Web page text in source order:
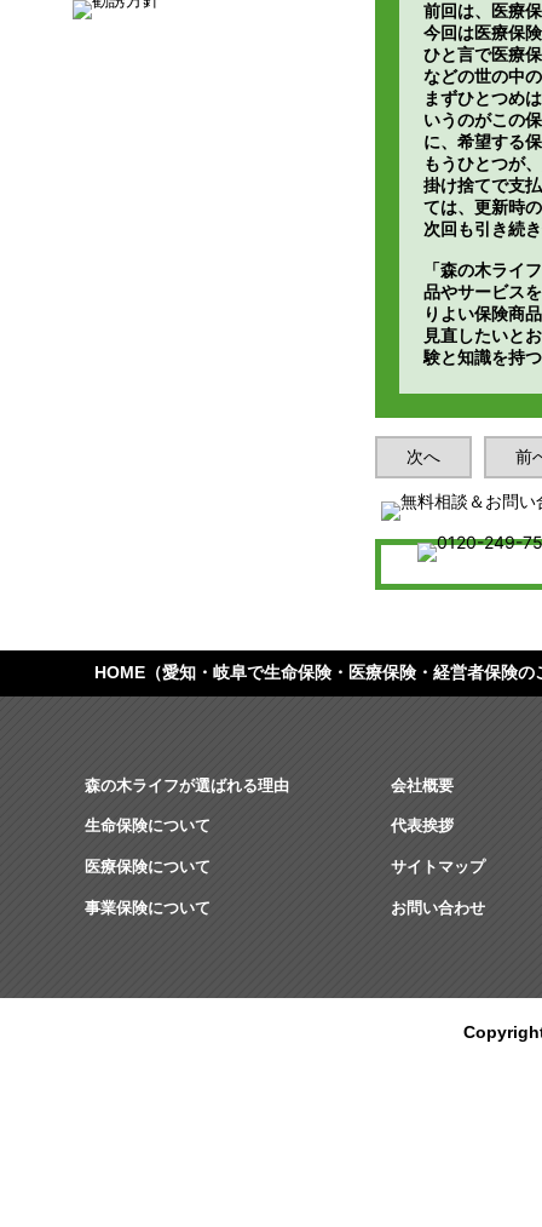
前回は、医療
今回は医療保
ひと言で医療
などの世の中
まずひとつめ
いうのがこの
に、希望する
もうひとつが
掛け捨てで支
ては、更新時
次回も引き続
「森の木ライ
品やサービス
りよい保険商
見直したいと
験と知識を持
次へ 前
HOME （愛知・岐阜で生命保険・医療保険・経営者保険
森の木ライフが選ばれる理由
生命保険について
医療保険について
事業保険について
会社概要
代表挨拶
サイトマップ
お問い合わせ